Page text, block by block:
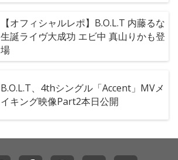
【オフィシャルレポ】B.O.L.T 内藤るな
生誕ライヴ大成功 エビ中 真山りかも登
場
B.O.L.T、4thシングル「Accent」MVメ
イキング映像Part2本日公開